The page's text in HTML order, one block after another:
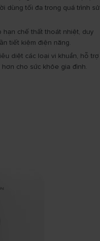
dùng tối đa trong quá trình sử
hạn chế thất thoát nhiệt, duy
tiết kiệm điện năng.
diệt các loại vi khuẩn, hỗ trợ
cho sức khỏe gia đình.